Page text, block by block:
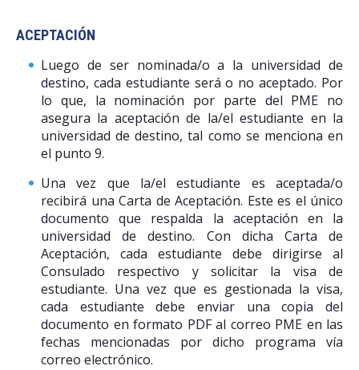
ACEPTACIÓN
Luego de ser nominada/o a la universidad de
destino, cada estudiante será o no aceptado. Por
lo que, la nominación por parte del PME no
asegura la aceptación de la/el estudiante en la
universidad de destino, tal como se menciona en
el punto 9.
Una vez que la/el estudiante es aceptada/o
recibirá una Carta de Aceptación. Este es el único
documento que respalda la aceptación en la
universidad de destino. Con dicha Carta de
Aceptación, cada estudiante debe dirigirse al
Consulado respectivo y solicitar la visa de
estudiante. Una vez que es gestionada la visa,
cada estudiante debe enviar una copia del
documento en formato PDF al correo PME en las
fechas mencionadas por dicho programa vía
correo electrónico.